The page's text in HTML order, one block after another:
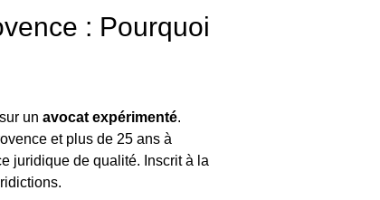
: Pourquoi
un avocat expérimenté.
et plus de 25 ans à
juridique de qualité. Inscrit à la